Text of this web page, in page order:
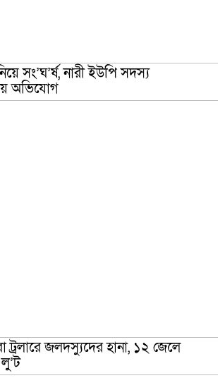
সং’ঘ’র্ষ, নারী ইউপি সদস্য
অভিযোগ
ট্রলারে জলদস্যুদের হানা, ১২ জেলে